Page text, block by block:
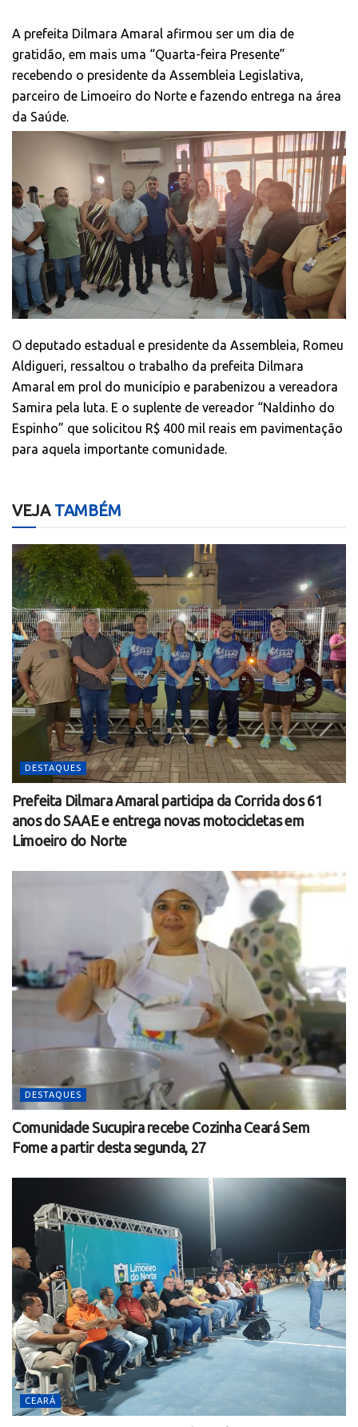
A prefeita Dilmara Amaral afirmou ser um dia de
gratidão, em mais uma “Quarta-feira Presente”
recebendo o presidente da Assembleia Legislativa,
parceiro de Limoeiro do Norte e fazendo entrega na área
da Saúde.
O deputado estadual e presidente da Assembleia, Romeu
Aldigueri, ressaltou o trabalho da prefeita Dilmara
Amaral em prol do município e parabenizou a vereadora
Samira pela luta. E o suplente de vereador “Naldinho do
Espinho” que solicitou R$ 400 mil reais em pavimentação
para aquela importante comunidade.
VEJATAMBÉM
DESTAQUES
Prefeita Dilmara Amaral participa da Corrida dos 61
anos do SAAE e entrega novas motocicletas em
Limoeiro do Norte
DESTAQUES
Comunidade Sucupira recebe Cozinha Ceará Sem
Fome a partir desta segunda, 27
CEARÁ